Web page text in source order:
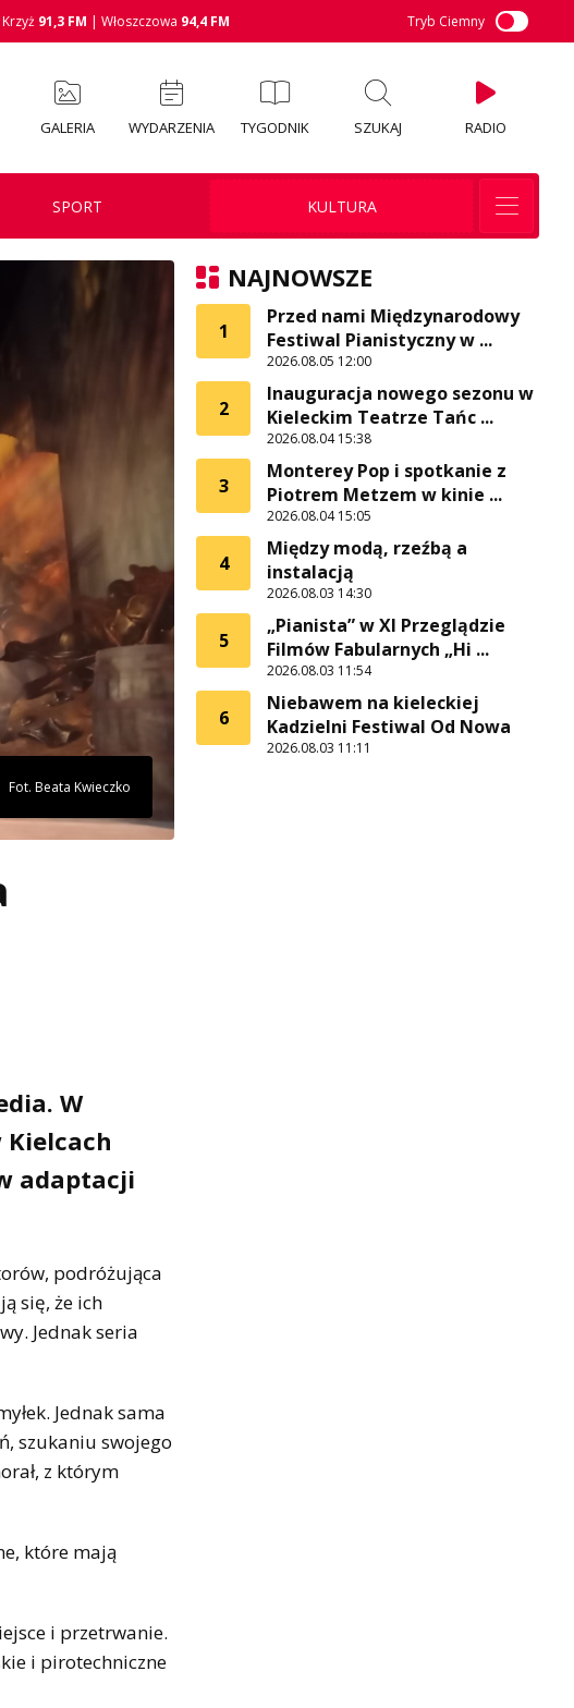
91,3 FM | Włoszczowa 94,4 FM Tryb Ciemny
GALERIA WYDARZENIA TYGODNIK SZUKAJ RADIO
SPORT KULTURA
Fot. Beata Kwieczko
W
Kielcach
adaptacji
podróżująca
się, że ich
Jednak seria
Jednak sama
szukaniu swojego
z którym
które mają
i przetrwanie.
i pirotechniczne
NAJNOWSZE
1
Przed nami Międzynarodowy
Festiwal Pianistyczny w ...
2026.08.05 12:00
2
Inauguracja nowego sezonu w
Kieleckim Teatrze Tańc ...
2026.08.04 15:38
3
Monterey Pop i spotkanie z
Piotrem Metzem w kinie ...
2026.08.04 15:05
4
Między modą, rzeźbą a
instalacją
2026.08.03 14:30
5
„Pianista” w XI Przeglądzie
Filmów Fabularnych „Hi ...
2026.08.03 11:54
6
Niebawem na kieleckiej
Kadzielni Festiwal Od Nowa
2026.08.03 11:11